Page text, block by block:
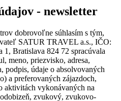
- newsletter
dobrovoľne súhlasím s tým,
SATUR TRAVEL a.s., IČO:
Bratislava 824 72 spracúvala
meno, priezvisko, adresa,
podpis, údaje o absolvovaných
a preferovaných zájazdoch,
aktivitách vykonávaných na
zvukový, zvukovo-